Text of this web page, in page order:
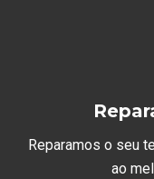
Reparamos o seu
ao